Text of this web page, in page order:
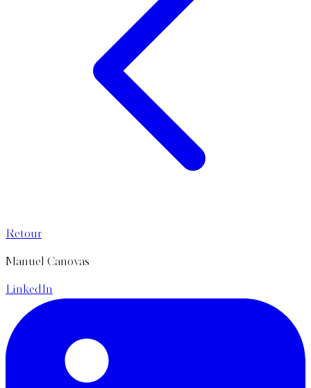
Retour
Manuel Canovas
LinkedIn